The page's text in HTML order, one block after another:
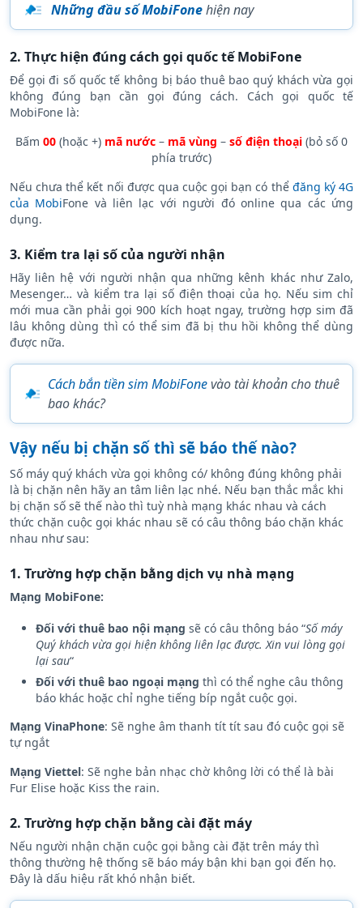
Những đầu số MobiFonehiện nay
2. Thực hiện đúng cách gọi quốc tế MobiFone
Để gọi đi số quốc tế không bị báo thuê bao quý khách vừa gọi
không đúng bạn cần gọi đúng cách. Cách gọi quốc tế
MobiFone là:
mã nước–mã vùng
phía trước)
Nếu chưa thể kết nối được qua cuộc gọi bạn có thểđăng ký 4G
của Mobi
3. Kiểm tra lại số của người nhận
Hãy liên hệ với người nhận qua những kênh khác như Zalo,
Mesenger… và kiểm tra lại số điện thoại của họ. Nếu sim chỉ
mới mua cần phải gọi 900 kích hoạt ngay, trường hợp sim đã
lâu không dùng thì có thể sim đã bị thu hồi không thể dùng
được nữa.
Cách bắn tiền sim MobiFone
bao khác?
Vậy nếu bị chặn số thì sẽ báo thế nào?
Số máy quý khách vừa gọi không có/ không đúng không phải
là bị chặn nên hãy an tâm liên lạc nhé. Nếu bạn thắc mắc khi
bị chặn số sẽ thế nào thì tuỳ nhà mạng khác nhau và cách
thức chặn cuộc gọi khác nhau sẽ có câu thông báo chặn khác
1. Trường hợp chặn bằng dịch vụ nhà mạng
Mạng MobiFone:
Đối với thuê bao nội mạngsẽ có câu thông báo “Số máy
Quý khách vừa gọi hiện không liên lạc được. Xin vui lòng gọi
lại sau“
Đối với thuê bao ngoại mạng thì có thể nghe câu thông
báo khác hoặc chỉ nghe tiếng bíp ngắt cuộc gọi.
Mạng VinaPhone
tự ngắt
Mạng Viettel: Sẽ nghe bản nhạc chờ không lời có thể là bài
2. Trường hợp chặn bằng cài đặt máy
Nếu người nhận chặn cuộc gọi bằng cài đặt trên máy thì
thông thường hệ thống sẽ báo máy bận khi bạn gọi đến họ.
Đây là dấu hiệu rất khó nhận biết.